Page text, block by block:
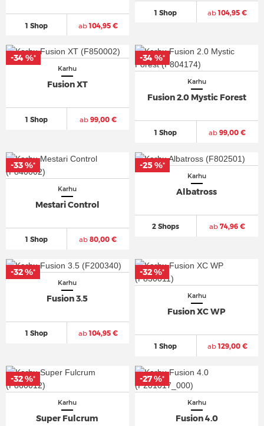
1 Shop ab104,95 €
1 Shop ab104,95 €
Karhu
Fusion XT
1 Shop ab99,00 €
-34 %*
Karhu
Fusion 2.0 Mystic Forest
1 Shop ab 99,00 €
-34 %*
Karhu
Mestari Control
1 Shop ab 80,00 €
-33 %*
Karhu
Albatross
2 Shops ab 74,96 €
-25 %*
Karhu
Fusion 3.5
1 Shop ab104,95 €
-32 %*
Karhu
Fusion XC WP
1 Shop ab129,00 €
-32 %*
Karhu
Super Fulcrum
-32 %*
Karhu
Fusion 4.0
-27 %*